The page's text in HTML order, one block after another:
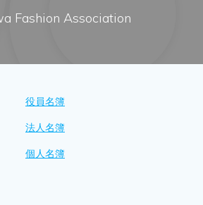
ッ
Fashion Association
役員名簿
法人名簿
個人名簿